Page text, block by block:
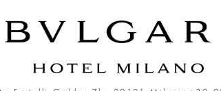
of the